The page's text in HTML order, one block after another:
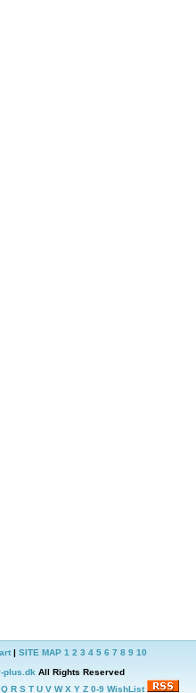
| SITE MAP 1 2 3 4 5 6 7 8 9 10
plus.dkAll Rights Reserved
Q R S T U V W X Y Z 0-9 WishList